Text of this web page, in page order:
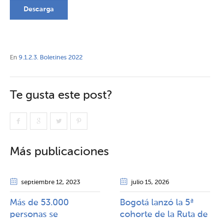
Descarga
En 9.1.2.3. Boletines 2022
Te gusta este post?
Más publicaciones
septiembre 12, 2023
Más de 53.000
personas se
julio 15, 2026
Bogotá lanzó la 5ª
cohorte de la Ruta de